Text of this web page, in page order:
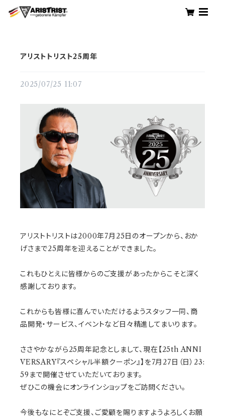
アリストトリスト25周年
2025/07/25 11:07
アリストトリストは2000年7月25日のオープンから、おか
げさまで25周年を迎えることができました。
これもひとえに皆様からのご支援があったからこそと深く
感謝しております。
これからも皆様に喜んでいただけるようスタッフ一同、商
品開発・サービス、イベントなど日々精進してまいります。
ささやかながら25周年記念としまして、現在【25th ANNI
VERSARY『スペシャル半額クーポン』】を7月27日（日）23:
59まで開催させていただいております。
ぜひこの機会にオンラインショップをご訪問ください。
今後もなにとぞご支援、ご愛顧を賜りますようよろしくお願